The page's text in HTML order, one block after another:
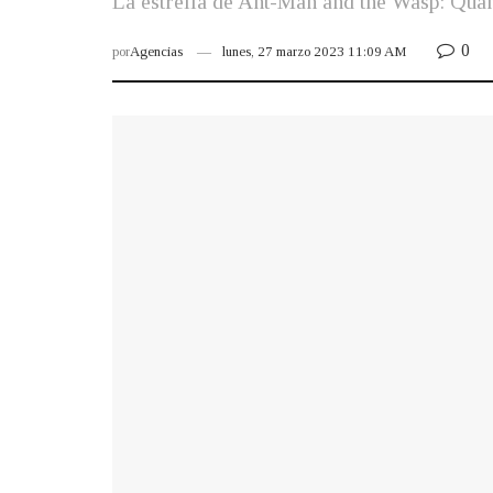
porAgencias lunes, 27 marzo 2023 11:09 AM 0